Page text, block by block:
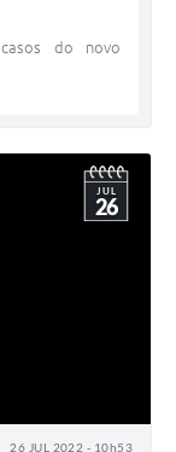
do novo
26 JUL 2022 - 10h53
JUL
26